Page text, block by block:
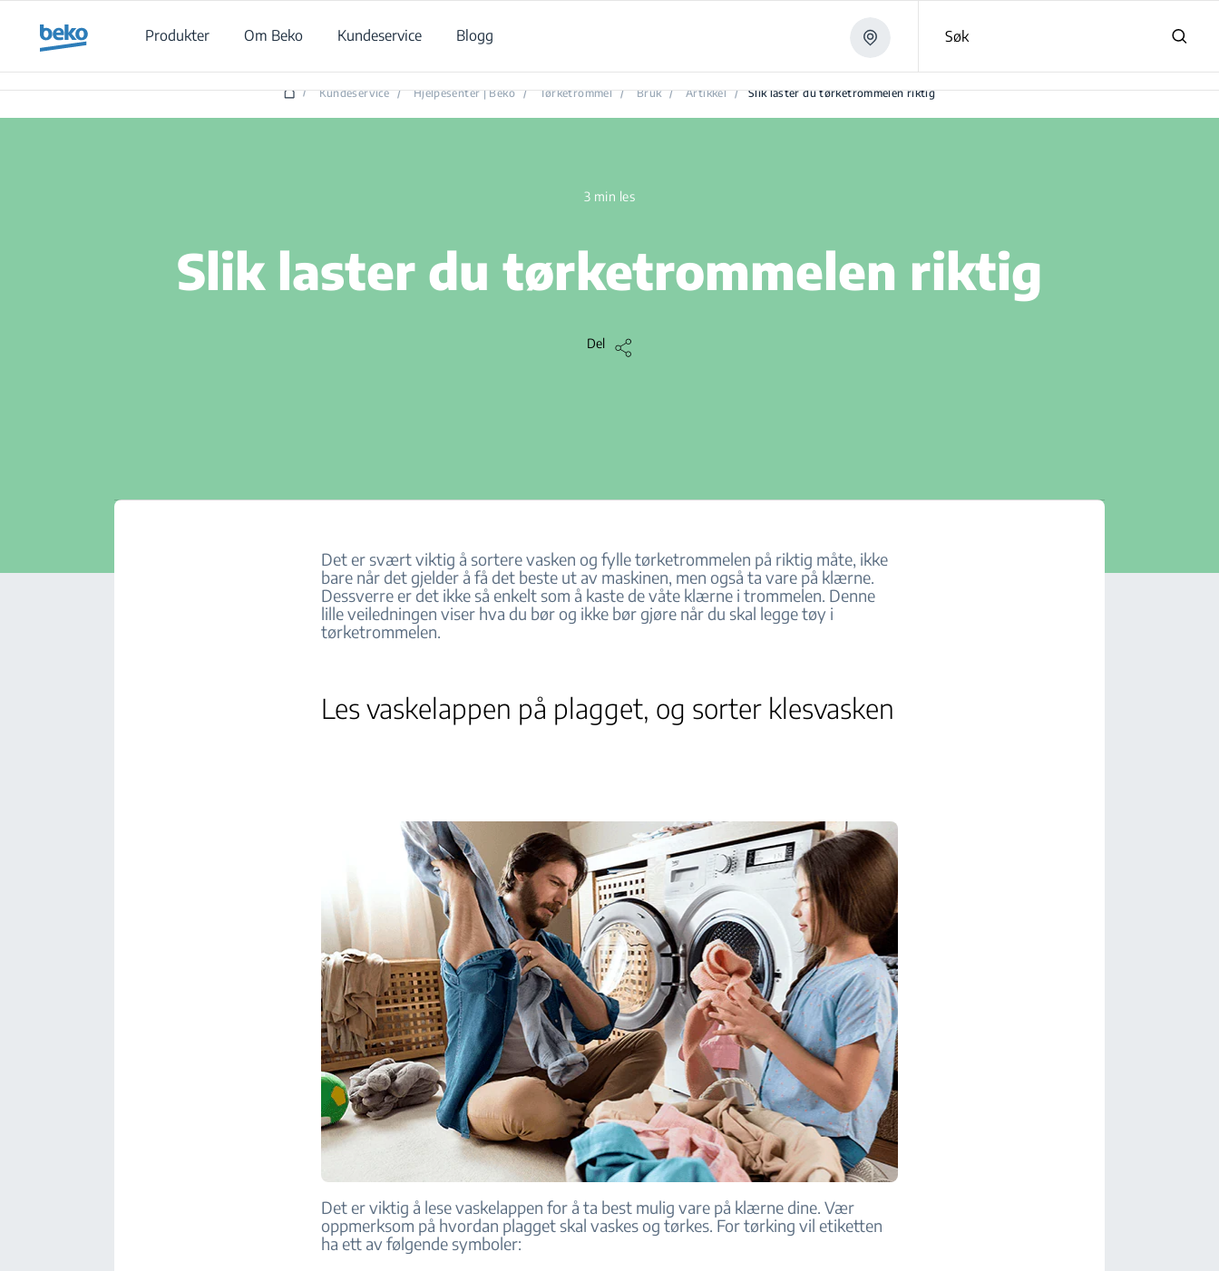
Produkter
Om Beko Kundeservice Blogg Søk
/ Kundeservice / Hjelpesenter | Beko / Tørketrommel / Bruk / Artikkel / Slik laster du tørketrommelen riktig
3 min les
Slik laster du tørketrommelen riktig
Del
Det er svært viktig å sortere vasken og fylle tørketrommelen på riktig måte, ikke
bare når det gjelder å få det beste ut av maskinen, men også ta vare på klærne.
Dessverre er det ikke så enkelt som å kaste de våte klærne i trommelen. Denne
lille veiledningen viser hva du bør og ikke bør gjøre når du skal legge tøy i
tørketrommelen.
Les vaskelappen på plagget, og sorter klesvasken
Det er viktig å lese vaskelappen for å ta best mulig vare på klærne dine. Vær
oppmerksom på hvordan plagget skal vaskes og tørkes. For tørking vil etiketten
ha ett av følgende symboler: